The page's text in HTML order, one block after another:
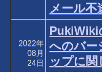
メール不
2022年
08月
24日
PukiWiki
へのバー
ップに関